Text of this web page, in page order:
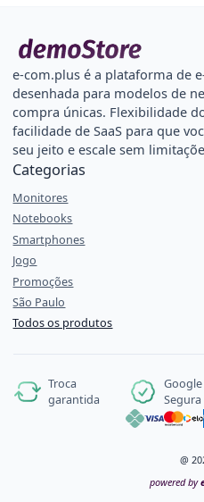
e-com.plus é a plataforma de
desenhada para modelos de
compra únicas. Flexibilidade
facilidade de SaaS para que
seu jeito e escale sem
Categorias
Monitores
Notebooks
Smartphones
Jogo
Promoções
São Paulo
Todos os produtos
Troca
garantida
Segura
@
powered by